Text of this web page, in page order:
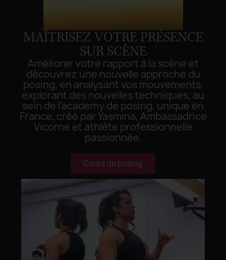
Cours de posing
MAÎTRISEZ VOTRE PRÉSENCE
SUR SCÈNE
Améliorer votre rapport à la scène et
découvrez une nouvelle approche du
posing, en analysant vos mouvements,
explorant des nouvelles techniques, au
sein de l’academy de posing, unique en
France, créé par Yasmina, Ambassadrice
Vicorne et athlète professionnelle
passionnée.
Cours de posing